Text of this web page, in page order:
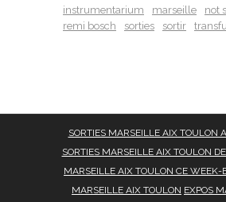
instrumentarium
marseille
not
remi bosch
sorties sortir
SORTIES MARSEILLE AIX TOULON
SORTIES MARSEILLE AIX TOULON
MARSEILLE AIX TOULON CE WEEK-
MARSEILLE AIX TOULON EXPOS